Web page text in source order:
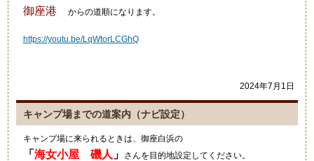
御座港 からの道順になります。
https://youtu.be/LqWtorLCGhQ
2024年7月1日
キャンプ場までの道案内（ナビ設定）
キャンプ場に来られるときは、御座白浜の
「 海女小屋 磯人 」
さんを目的地設定してください。